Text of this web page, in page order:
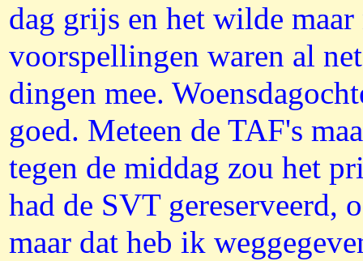
dag grijs en het wilde
voorspellingen waren al
dingen mee.
goed. Meteen de TAF's
tegen de middag zou het
had de SVT
maar dat heb ik